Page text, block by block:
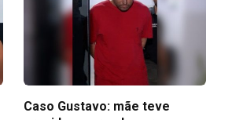
Caso Gustavo: mãe teve